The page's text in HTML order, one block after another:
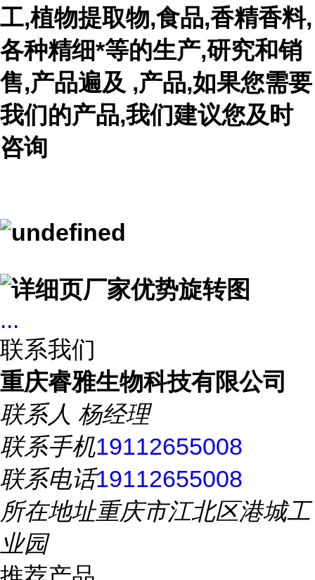
工,植物提取物,食品,香精香料,
各种精细*等的生产,研究和销
售,产品遍及 ,产品,如果您需要
我们的产品,我们建议您及时
咨询
...
联系我们
重庆睿雅生物科技有限公司
联系人 杨经理
联系手机19112655008
联系电话19112655008
所在地址重庆市江北区港城工
业园